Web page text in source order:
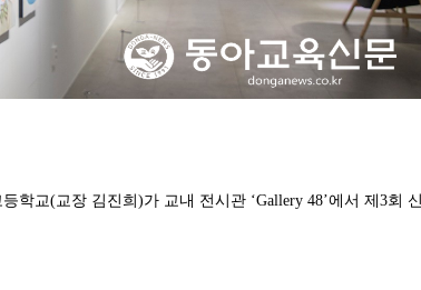
(교장 김진희)가 교내 전시관 ‘Gallery 48’에서 제3회